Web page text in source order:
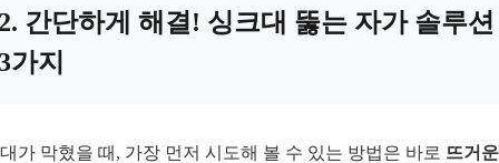
간단하게 해결! 싱크대 뚫는 자가 솔루션
가지
가 막혔을 때, 가장 먼저 시도해 볼 수 있는 방법은 바로 뜨거